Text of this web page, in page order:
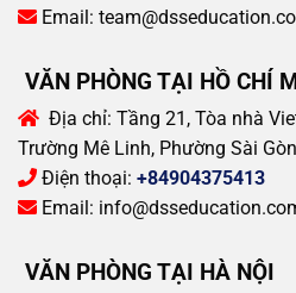
Email:
VĂN PHÒNG TẠI HỒ CHÍ
Địa chỉ: Tầng 21, Tòa nhà
Trường Mê Linh, Phường Sài
Điện thoại: +84904375413
Email:
VĂN PHÒNG TẠI HÀ NỘI